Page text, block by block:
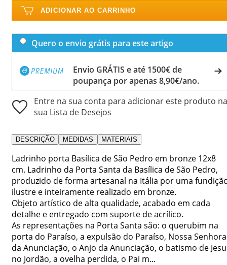
ADICIONAR AO CARRINHO
Quero o envio grátis para este artigo
Envio GRÁTIS e até 1500€ de
poupança por apenas 8,90€/ano.
Entre na sua conta para adicionar este produto na
sua Lista de Desejos
DESCRIÇÃO MEDIDAS MATERIAIS
Ladrinho porta Basílica de São Pedro em bronze 12x8
cm. Ladrinho da Porta Santa da Basílica de São Pedro,
produzido de forma artesanal na Itália por uma
ilustre e inteiramente realizado em bronze.
Objeto artístico de alta qualidade, acabado em cada
detalhe e entregado com suporte de acrílico.
As representações na Porta Santa são: o querubim na
porta do Paraíso, a expulsão do Paraíso, Nossa Senhora
da Anunciação, o Anjo da Anunciação, o batismo de
no Jordão, a ovelha perdida, o Pai m...